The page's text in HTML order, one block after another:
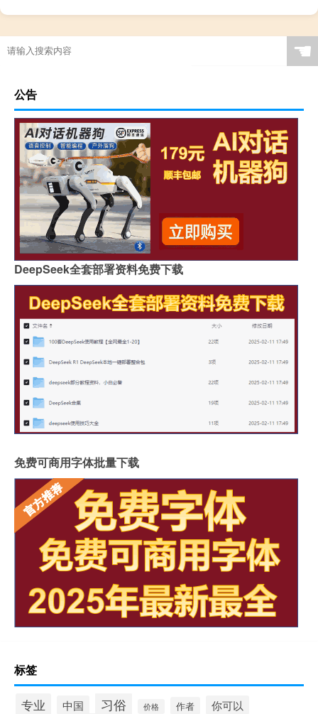
☚
公告
DeepSeek全套部署资料免费下载
免费可商用字体批量下载
标签
专业 中国 习俗 价格 作者 你可以